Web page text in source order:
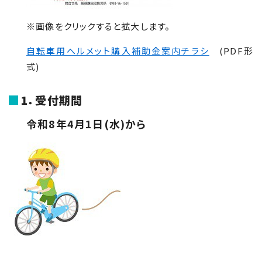
※画像をクリックすると拡大します。
自転車用へルメット購入補助金案内チラシ (PDF形
式)
1．受付期間
令和8年4月1日(水)から